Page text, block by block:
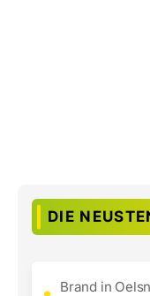
DIE
Brand in